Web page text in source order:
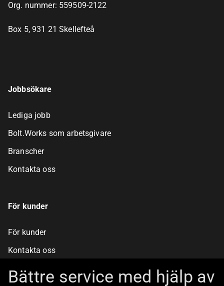
Org. nummer: 559509-2122
Box 5, 931 21 Skellefteå
Jobbsökare
Lediga jobb
Bolt.Works som arbetsgivare
Branscher
Kontakta oss
För kunder
För kunder
Kontakta oss
Bolt.Works
Bättre service med hjälp av